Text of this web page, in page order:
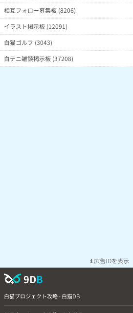
相互フォロー募集板 (8206)
イラスト掲示板 (12091)
白猫ゴルフ (3043)
白テニ雑談掲示板 (37208)
広告IDを表示
9DB
白猫プロジェクト攻略 - 白猫DB